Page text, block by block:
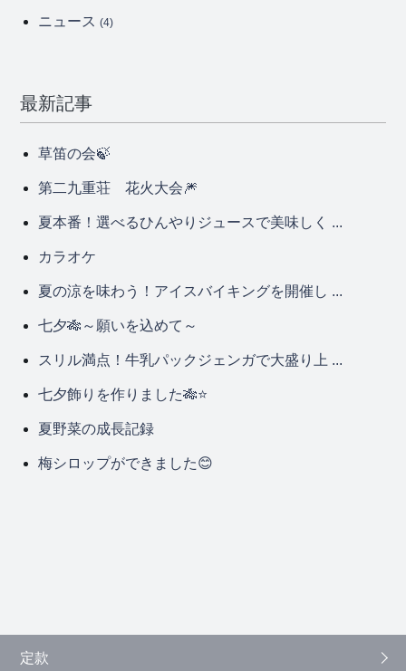
ニュース(4)
最新記事
草笛の会🍃
第二九重荘 花火大会🎆
夏本番！選べるひんやりジュースで美味しく ...
カラオケ
夏の涼を味わう！アイスバイキングを開催し ...
七夕🎋～願いを込めて～
スリル満点！牛乳パックジェンガで大盛り上 ...
七夕飾りを作りました🎋⭐
夏野菜の成長記録
梅シロップができました😊
定款